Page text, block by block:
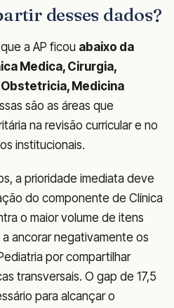
desses dados?
a AP ficou abaixo da
Medica, Cirurgia,
Medicina
são as áreas que
na revisão curricular e no
institucionais.
a prioridade imediata deve
do componente de Clínica
o maior volume de itens
ancorar negativamente os
por compartilhar
transversais. O gap de 17,5
para alcançar o